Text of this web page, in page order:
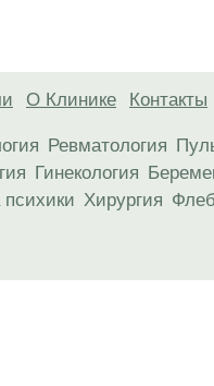
О Клинике Контакты
Ревматология
Гинекология
психики Хирургия